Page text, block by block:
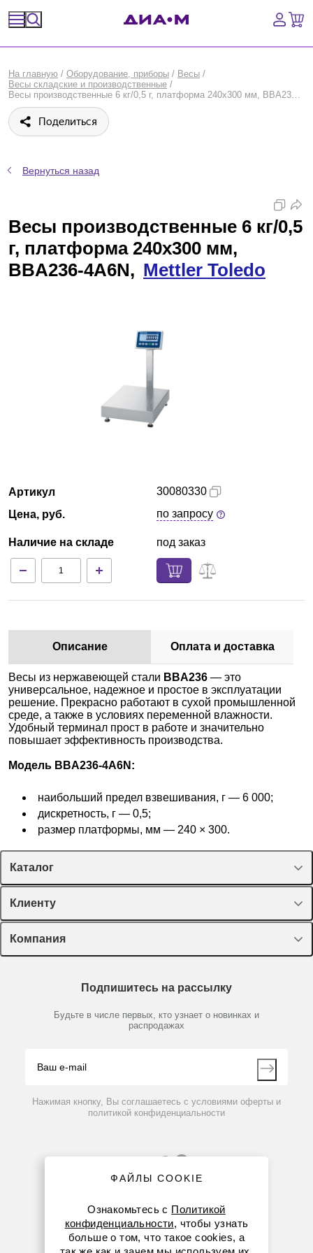
Оборудование, приборы
Расходные материалы, пластик, стекло
Библиотека
Войти
Партнеры
Технический сервис
Доставка и оплата
На главную / Оборудование, приборы / Весы /
Весы складские и производственные /
Весы производственные 6 кг/0,5 г, платформа 240х300 мм, BBA236-4A6N, Mettler Toledo
Поделиться
Вернуться назад
Весы производственные 6 кг/0,5
г, платформа 240х300 мм,
BBA236-4A6N, Mettler Toledo
Артикул
Цена, руб.
Наличие на складе
30080330
по запросу
под заказ
Описание Оплата и доставка
Весы из нержавеющей стали BBA236 — это
универсальное, надежное и простое в эксплуатации
решение. Прекрасно работают в сухой промышленной
среде, а также в условиях переменной влажности.
Удобный терминал прост в работе и значительно
повышает эффективность производства.
Модель BBA236-4A6N:
наибольший предел взвешивания, г — 6 000;
дискретность, г — 0,5;
размер платформы, мм — 240 × 300.
Каталог
Спецпредложения
Оборудование, приборы
Пластик, стекло, принадлежности
Химические реактивы, препараты, наборы
Производители
Клиенту
Лекторий Диаэм
Доставка и оплата
Мобильное приложение
Компания
Партнеры
Контакты
Подпишитесь на рассылку
Будьте в числе первых, кто узнает о новинках и
распродажах
Нажимая кнопку, Вы соглашаетесь с условиями оферты и
политикой конфиденциальности
8 (800) 234-05-08
ФАЙЛЫ COOKIE
Ознакомьтесь с Политикой
конфиденциальности, чтобы узнать
больше о том, что такое cookies, а